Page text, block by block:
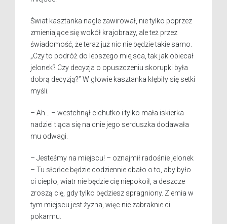
Świat kasztanka nagle zawirował, nie tylko poprzez
zmieniające się wokół krajobrazy, ale też przez
świadomość, że teraz już nic nie będzie takie samo.
„Czy to podróż do lepszego miejsca, tak jak obiecał
jelonek? Czy decyzja o opuszczeniu skorupki była
dobrą decyzją?” W głowie kasztanka kłębiły się setki
myśli.
– Ah… – westchnął cichutko i tylko mała iskierka
nadziei tląca się na dnie jego serduszka dodawała
mu odwagi.
– Jesteśmy na miejscu! – oznajmił radośnie jelonek
– Tu słońce będzie codziennie dbało o to, aby było
ci ciepło, wiatr nie będzie cię niepokoił, a deszcze
zroszą cię, gdy tylko będziesz spragniony. Ziemia w
tym miejscu jest żyzna, więc nie zabraknie ci
pokarmu.